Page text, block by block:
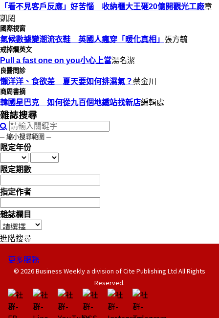
「看不見客戶反應」好苦惱 收納櫃大王砸20億開觀光工廠章
凱閎
國際視窗
氣候數據變潮流衣鞋 英國人瘋穿「暖化真相」 張方毓
戒掉爛英文
Pull a fast one on you小心上當湯名潔
良醫問診
懶洋洋、食欲差 夏天要如何排濕氣？蔡金川
商周書摘
韓國星巴克 如何從九百個地鐵站找新店編輯處
雜誌搜尋
─ 縮小搜尋範圍 ─
限定年份
限定期數
指定作者
雜誌欄目
進階搜尋
更多服務
© 2026 Business Weekly a division of Cite Publishing Ltd All Rights
Reserved.